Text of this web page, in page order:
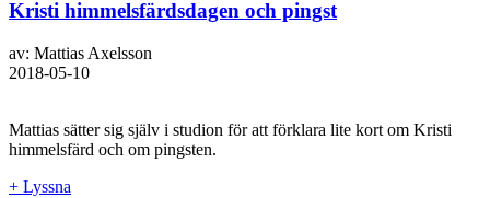
Kristi himmelsfärdsdagen och pingst
av: Mattias Axelsson
2018-05-10
Mattias sätter sig själv i studion för att förklara lite kort om Kristi
himmelsfärd och om pingsten.
+ Lyssna